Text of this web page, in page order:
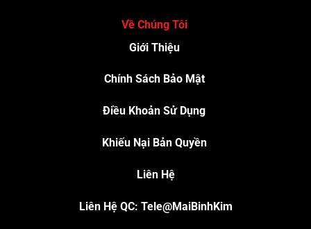
Về Chúng Tôi
Giới Thiệu
Chính Sách Bảo Mật
Điều Khoản Sử Dụng
Khiếu Nại Bản Quyền
Liên Hệ
Liên Hệ QC: Tele@MaiBinhKim